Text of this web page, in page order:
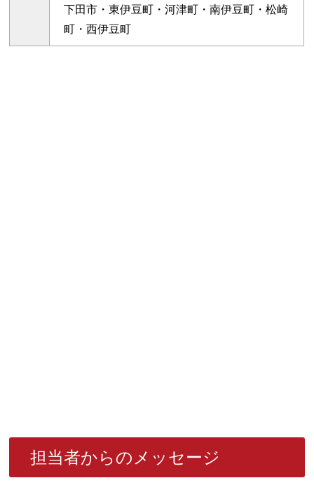
下田市・東伊豆町・河津町・南伊豆町・松崎
町・西伊豆町
担当者からのメッセージ